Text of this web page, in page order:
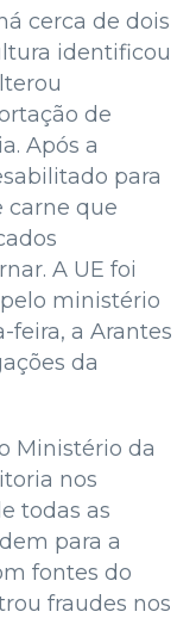
cerca de dois
identificou
de
Após a
para
carne que
A UE foi
ministério
feira, a Arantes
da
Ministério da
nos
todas as
para a
fontes do
fraudes nos